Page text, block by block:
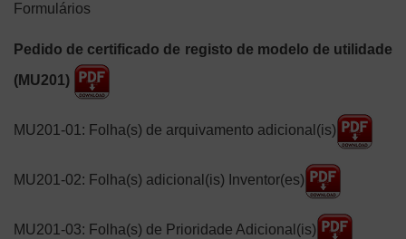
Formulários
Pedido de certificado de registo de modelo de utilidade
(MU201)
MU201-01: Folha(s) de arquivamento adicional(is)
MU201-02: Folha(s) adicional(is) Inventor(es)
MU201-03: Folha(s) de Prioridade Adicional(is)